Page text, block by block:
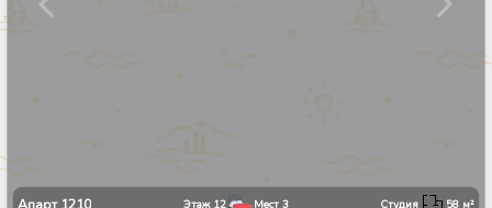
Этаж 12 Мест 3 Студия 58 м²